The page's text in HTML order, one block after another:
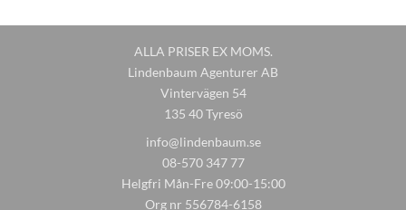
ALLA PRISER EX MOMS.
Lindenbaum Agenturer AB
Vintervägen 54
135 40 Tyresö
info@lindenbaum.se
08-570 347 77
Helgfri Mån-Fre 09:00-15:00
Org nr 556784-6158